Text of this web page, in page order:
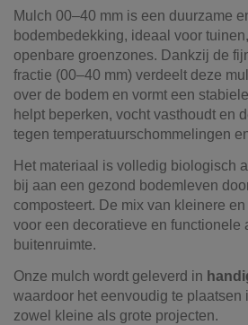
Mulch 00–40 mm is een duurzame
bodembedekking, ideaal voor
openbare groenzones. Dankzij de
fractie (00–40 mm) verdeelt deze
over de bodem en vormt een
helpt beperken, vocht vasthoudt en
tegen temperatuurschommelingen
Het materiaal is volledig biologisch
bij aan een gezond bodemleven
composteert. De mix van kleinere
voor een decoratieve en functionele
buitenruimte.
Onze mulch wordt geleverd in
waardoor het eenvoudig te plaatsen
zowel kleine als grote projecten.